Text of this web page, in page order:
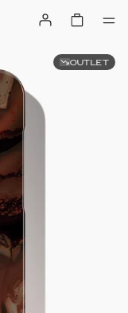
OUTLET